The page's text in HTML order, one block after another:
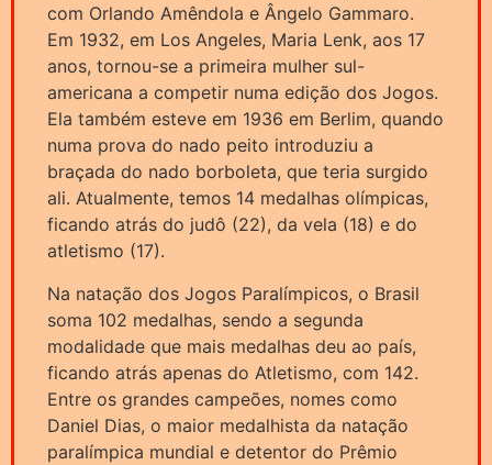
com Orlando Amêndola e Ângelo Gammaro.
Em 1932, em Los Angeles, Maria Lenk, aos 17
anos, tornou-se a primeira mulher sul-
americana a competir numa edição dos Jogos.
Ela também esteve em 1936 em Berlim, quando
numa prova do nado peito introduziu a
braçada do nado borboleta, que teria surgido
ali. Atualmente, temos 14 medalhas olímpicas,
ficando atrás do judô (22), da vela (18) e do
atletismo (17).
Na natação dos Jogos Paralímpicos, o Brasil
soma 102 medalhas, sendo a segunda
modalidade que mais medalhas deu ao país,
ficando atrás apenas do Atletismo, com 142.
Entre os grandes campeões, nomes como
Daniel Dias, o maior medalhista da natação
paralímpica mundial e detentor do Prêmio